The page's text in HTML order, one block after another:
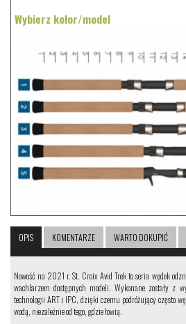
Wybierz kolor/model
OPIS KOMENTARZE WARTO DOKUPIĆ
Nowość na 2021 r. St. Croix Avid Trek to seria wędek
wachlarzem dostępnych modeli. Wykonane zostały z
technologii ART i IPC, dzięki czemu podróżujący często
wodą, niezależnie od tego, gdzie łowią.